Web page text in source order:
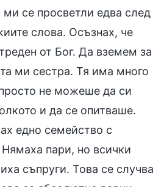
се просветли едва след
слова. Осъзнах, че
от Бог. Да вземем за
ми сестра. Тя има много
не можеше да си
и да се опитваше.
едно семейство с
пари, но всички
съпруги. Това се случва